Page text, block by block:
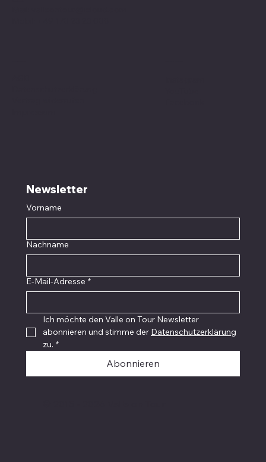
Newsletter
Vorname
Nachname
E-Mail-Adresse *
Ich möchte den Valle on Tour Newsletter
abonnieren und stimme der Datenschutzerklärung
zu. *
Abonnieren